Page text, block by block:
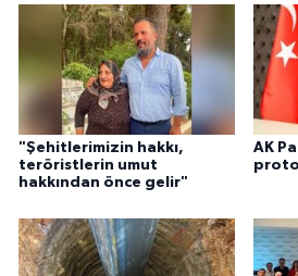
"Şehitlerimizin hakkı,
teröristlerin umut
hakkından önce gelir"
AK